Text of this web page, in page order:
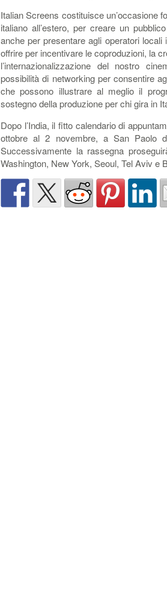
Italian Screens costituisce un’occasione
italiano all’estero, per creare un
anche per presentare agli operatori
offrire per incentivare le coproduzioni, la
l’internazionalizzazione del nostro
possibilità di networking per consentire
che possono illustrare al meglio il
sostegno della produzione per chi gira in
Dopo l’India, il fitto calendario di
ottobre al 2 novembre, a San Paolo
Successivamente la rassegna
Washington, New York, Seoul, Tel Aviv e